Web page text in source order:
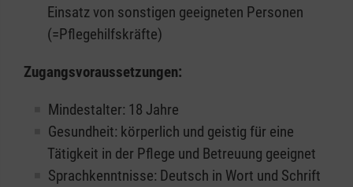
Einsatz von sonstigen geeigneten Personen
(=Pflegehilfskräfte)
Zugangsvoraussetzungen:
Mindestalter: 18 Jahre
Gesundheit: körperlich und geistig für eine
Tätigkeit in der Pflege und Betreuung geeignet
Sprachkenntnisse: Deutsch in Wort und Schrift